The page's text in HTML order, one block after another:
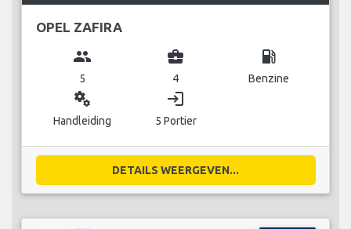
OPEL ZAFIRA
group
5
business_center
4
local_gas_station
Benzine
miscellaneous_services
Handleiding
login
5 Portier
DETAILS WEERGEVEN...